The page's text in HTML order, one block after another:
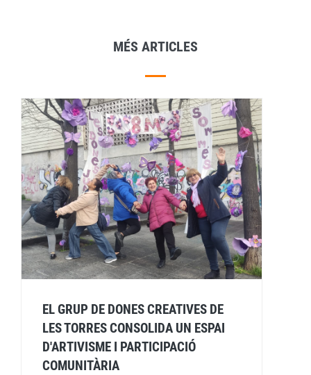
MÉS ARTICLES
EL GRUP DE DONES CREATIVES DE
LES TORRES CONSOLIDA UN ESPAI
D'ARTIVISME I PARTICIPACIÓ
COMUNITÀRIA